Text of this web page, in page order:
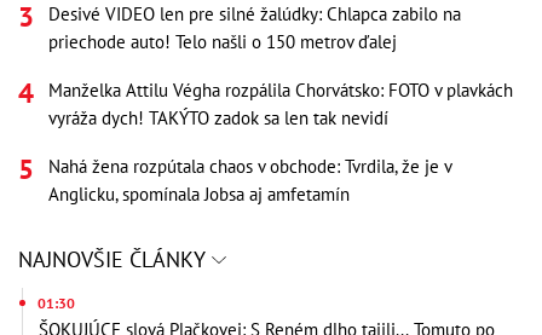
Desivé VIDEO len pre silné žalúdky: Chlapca zabilo na
priechode auto! Telo našli o 150 metrov ďalej
Manželka Attilu Végha rozpálila Chorvátsko: FOTO v plavkách
vyráža dych! TAKÝTO zadok sa len tak nevidí
Nahá žena rozpútala chaos v obchode: Tvrdila, že je v
Anglicku, spomínala Jobsa aj amfetamín
NAJNOVŠIE ČLÁNKY
01:30
ŠOKUJÚCE slová Plačkovej: S Reném dlho tajili... Tomuto po